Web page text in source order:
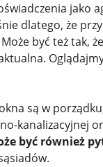
jako
dlatego, że
być też tak,
są w
kanalizacyjnej
być również